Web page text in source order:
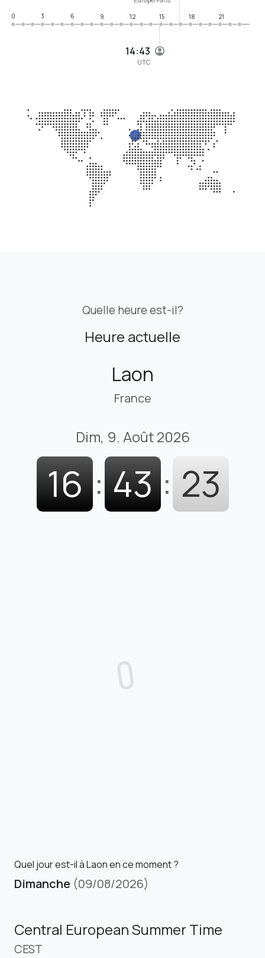
14:43
UTC
0
3 6 9 12 15 18 21
Quelle heure est-il?
Heure actuelle
Laon
France
Dim, 9. Août 2026
16 : 43 : 24
Quel jour est-il à Laon en ce moment ?
Dimanche (09/08/2026)
Central European Summer Time
CEST